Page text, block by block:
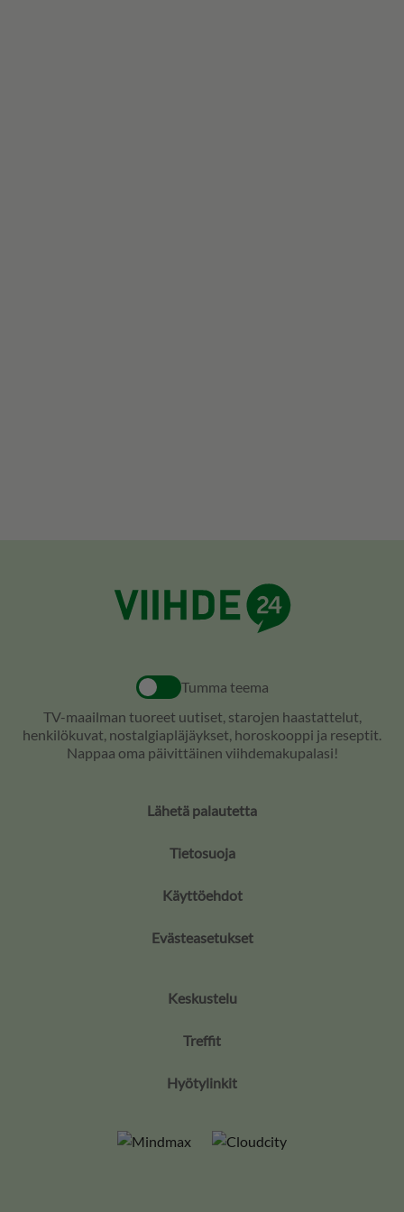
Tumma teema
TV-maailman tuoreet uutiset, starojen haastattelut,
henkilökuvat, nostalgiapläjäykset, horoskooppi ja reseptit.
Nappaa oma päivittäinen viihdemakupalasi!
Lähetä palautetta
Tietosuoja
Käyttöehdot
Evästeasetukset
Keskustelu
Treffit
Hyötylinkit